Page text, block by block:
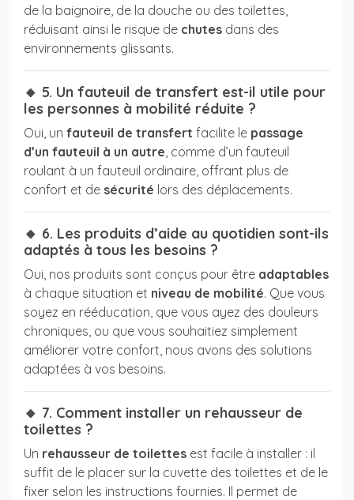
de la baignoire, de la douche ou des toilettes,
réduisant ainsi le risque de chutes dans des
environnements glissants.
🔸 5. Un fauteuil de transfert est-il utile pour
les personnes à mobilité réduite ?
Oui, un fauteuil de transfert facilite le passage
d’un fauteuil à un autre , comme d’un fauteuil
roulant à un fauteuil ordinaire, offrant plus de
confort et de sécurité lors des déplacements.
🔸 6. Les produits d’aide au quotidien sont-ils
adaptés à tous les besoins ?
Oui, nos produits sont conçus pour être adaptables
à chaque situation et niveau de mobilité. Que vous
soyez en rééducation, que vous ayez des douleurs
chroniques, ou que vous souhaitiez simplement
améliorer votre confort, nous avons des solutions
adaptées à vos besoins.
🔸 7. Comment installer un rehausseur de
toilettes ?
Un rehausseur de toilettes est facile à installer : il
suffit de le placer sur la cuvette des toilettes et de le
fixer selon les instructions fournies. Il permet de